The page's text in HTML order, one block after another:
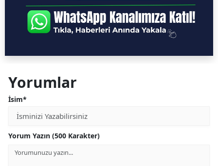
Yorumlar
İsim*
Yorum Yazın (500 Karakter)